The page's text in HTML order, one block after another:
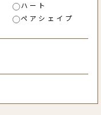
ハート
ペアシェイプ